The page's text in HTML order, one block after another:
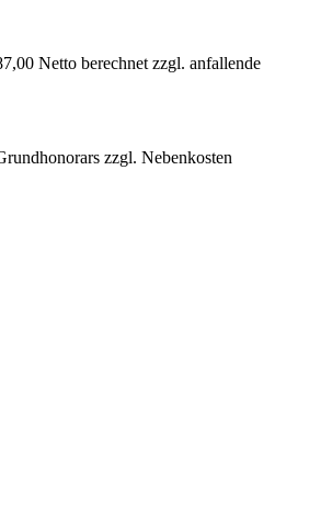
Netto berechnet zzgl. anfallende
zzgl. Nebenkosten